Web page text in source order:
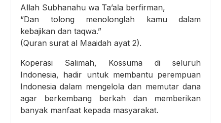
Allah Subhanahu wa Ta’ala berfirman,
“Dan tolong menolonglah kamu dalam
kebajikan dan taqwa.”
(Quran surat al Maaidah ayat 2).
Koperasi Salimah, Kossuma di seluruh
Indonesia, hadir untuk membantu perempuan
Indonesia dalam mengelola dan memutar dana
agar berkembang berkah dan memberikan
banyak manfaat kepada masyarakat.